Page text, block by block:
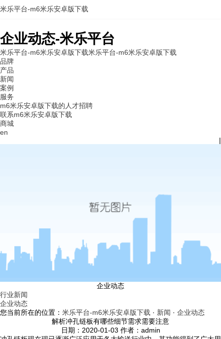
企业动态-米乐平台
米乐平台-m6米乐安卓版下载米乐平台-m6米乐安卓版下载
品牌
产品
新闻
案例
服务
m6米乐安卓版下载的人才招聘
联系m6米乐安卓版下载
商城
en
|
米乐平台-m6米乐安卓版下载
企业动态
行业新闻
企业动态
您当前所在的位置： 米乐平台-m6米乐安卓版下载 · 新闻 · 企业动态
解析冲孔链板有哪些细节需求需要注意
日期：2020-01-03 作者：admin